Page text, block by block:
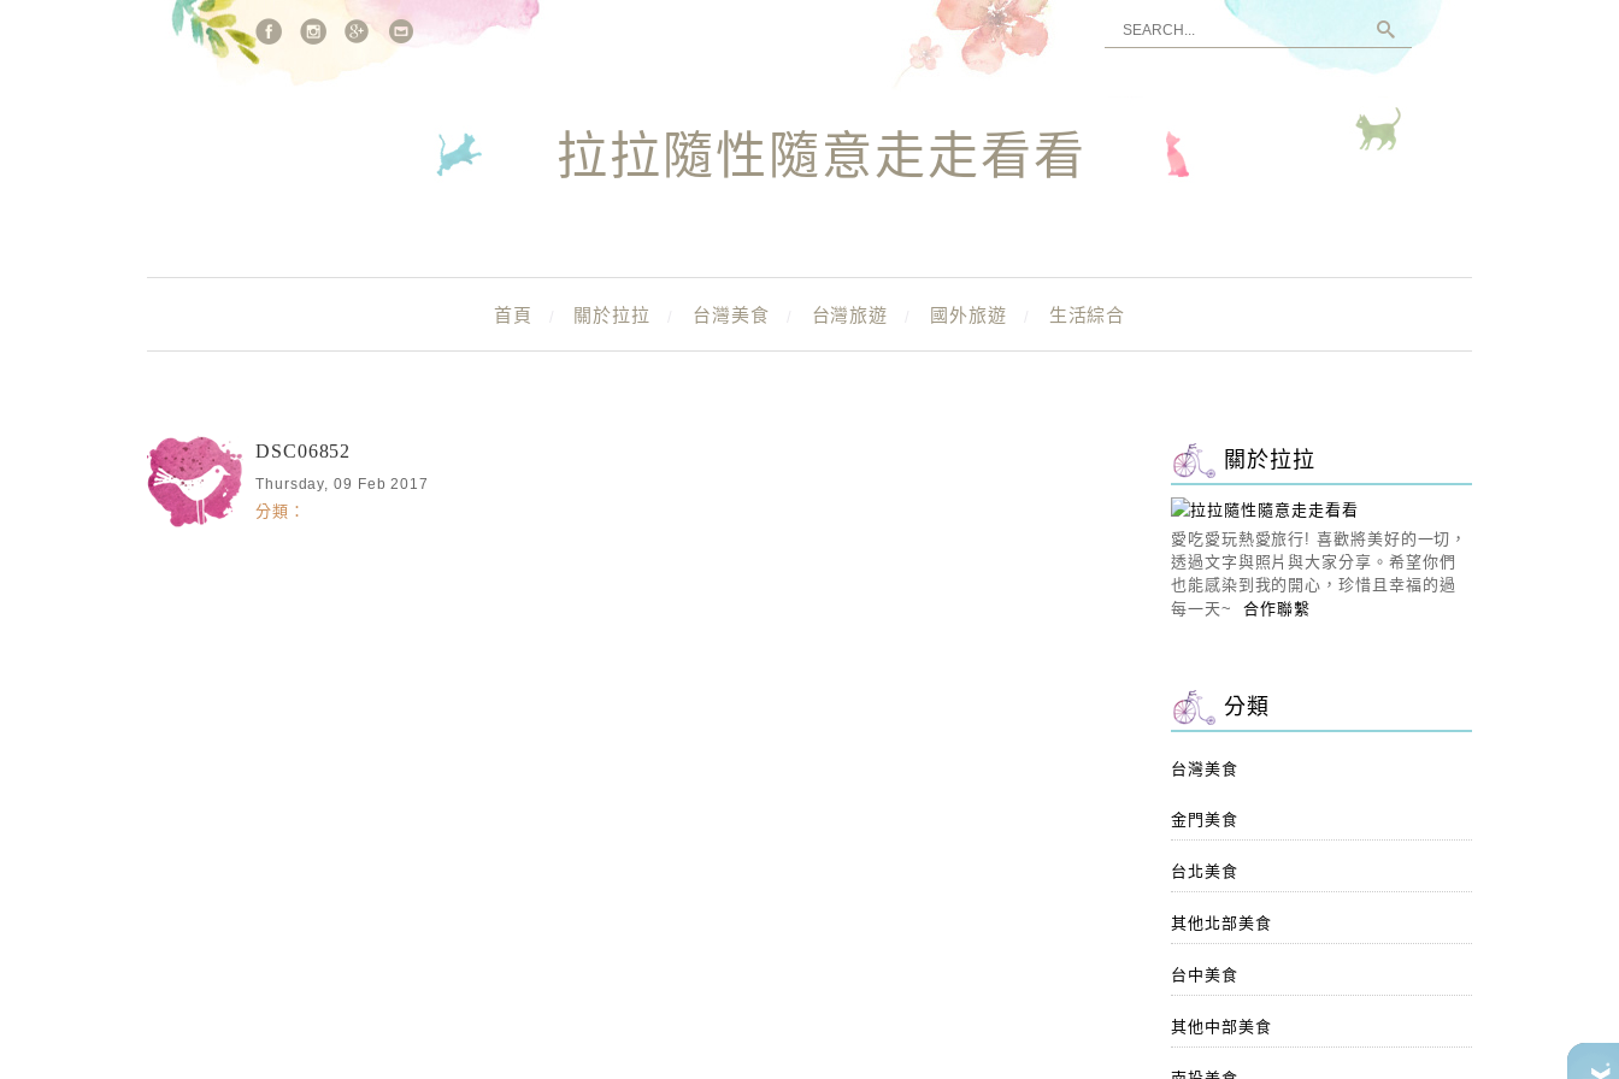
站內搜尋
拉拉隨性隨意走走看看
首頁 關於拉拉 台灣美食 台灣旅遊 國外旅遊 生活綜合
DSC06852
Thursday, 09 Feb 2017
分類：
關於拉拉
愛吃愛玩熱愛旅行! 喜歡將美好的一切，
透過文字與照片與大家分享。希望你們
也能感染到我的開心，珍惜且幸福的過
每一天~合作聯繫
分類
台灣美食
金門美食
台北美食
其他北部美食
台中美食
其他中部美食